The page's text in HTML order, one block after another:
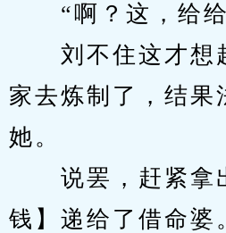
“啊？这，给给
刘不住这才想
家去炼制了，结果
她。
说罢，赶紧拿
钱】递给了借命婆